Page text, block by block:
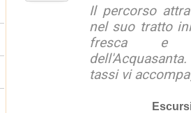
Il percorso
nel suo tratto
fresca e
tassi vi